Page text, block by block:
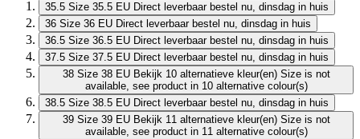
35.5 Size 35.5 EU Direct leverbaar bestel nu, dinsdag in huis
36 Size 36 EU Direct leverbaar bestel nu, dinsdag in huis
36.5 Size 36.5 EU Direct leverbaar bestel nu, dinsdag in huis
37.5 Size 37.5 EU Direct leverbaar bestel nu, dinsdag in huis
38 Size 38 EU Bekijk 10 alternatieve kleur(en) Size is not
available, see product in 10 alternative colour(s)
38.5 Size 38.5 EU Direct leverbaar bestel nu, dinsdag in huis
39 Size 39 EU Bekijk 11 alternatieve kleur(en) Size is not
available, see product in 11 alternative colour(s)